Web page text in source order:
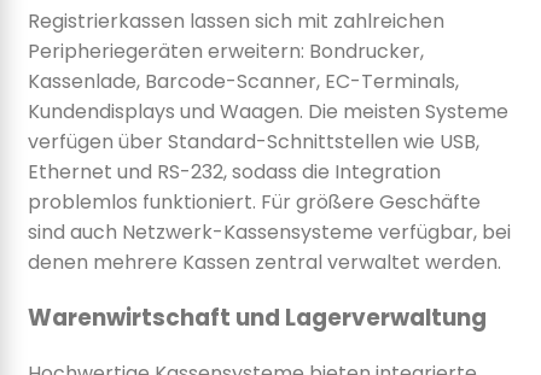
Registrierkassen lassen sich mit zahlreichen
Peripheriegeräten erweitern: Bondrucker,
Kassenlade, Barcode-Scanner, EC-Terminals,
Kundendisplays und Waagen. Die meisten Systeme
verfügen über Standard-Schnittstellen wie USB,
Ethernet und RS-232, sodass die Integration
problemlos funktioniert. Für größere Geschäfte
sind auch Netzwerk-Kassensysteme verfügbar, bei
denen mehrere Kassen zentral verwaltet werden.
Warenwirtschaft und Lagerverwaltung